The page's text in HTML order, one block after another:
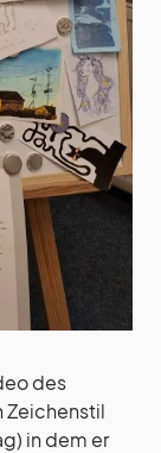
des
Zeichenstil
in dem er